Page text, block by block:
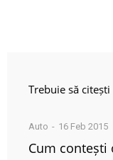
Trebuie să citești
Auto 16 Feb 2015
Cum contești